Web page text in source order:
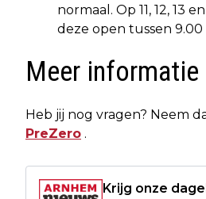
normaal. Op 11, 12, 13
deze open tussen 9.00
Meer informatie
Heb jij nog vragen? Neem
PreZero .
Krijg onze